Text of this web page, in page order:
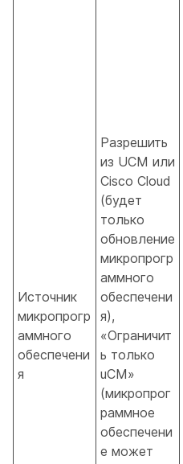
Источник
микропрогр
аммного
обеспечени
я
Разрешить
из UCM или
Cisco Cloud
(будет
только
обновление
микропрогр
аммного
обеспечени
я),
«Ограничит
ь только
uCM»
(микропрог
раммное
обеспечени
е может